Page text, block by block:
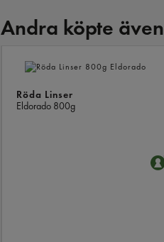
Andra köpte även
Röda Linser
Eldorado 800g